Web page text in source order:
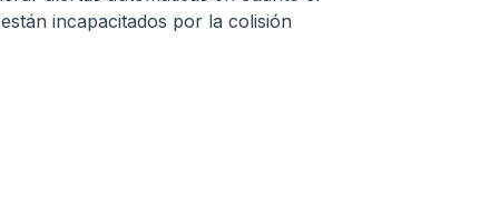
incapacitados por la colisión